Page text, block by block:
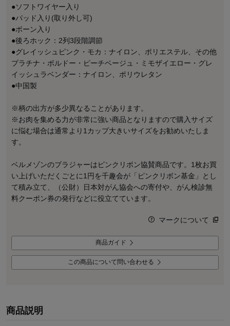
●ソフトワイヤー入り
●パッド入り(取り外し可)
●ボーン入り
●後ろホック：2列3段階調節
●グレイッシュピンク・モカ：ナイロン、ポリエステル、その他
プラチナ・ボルドー・ピーチベージュ・ミモザイエロー・グレ
イッシュラベンダー：ナイロン、ポリウレタン
●中国製
※柄の出方が多少異なることがあります。
※お肉を集める力が非常に強い商品となりますので購入サイズ
に悩む場合は通常より1カップ大きいサイズをお勧めいたしま
す。
ベルメゾンのブラジャーはピンクリボン協賛商品です。1枚お買
い上げいただくごとに1円を千趣会が「ピンクリボン基金」とし
て積み立て、（公財）日本対がん協会への寄付や、がん検診無
料クーポン券の発行などに役立てています。
マークについて
商品ガイド
この商品について問い合わせる
商品説明